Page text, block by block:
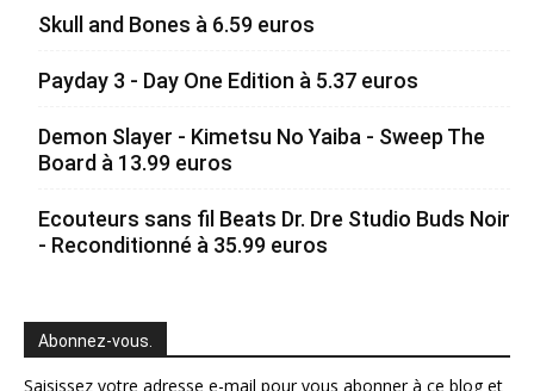
Skull and Bones à 6.59 euros
Payday 3 - Day One Edition à 5.37 euros
Demon Slayer - Kimetsu No Yaiba - Sweep The
Board à 13.99 euros
Ecouteurs sans fil Beats Dr. Dre Studio Buds Noir
- Reconditionné à 35.99 euros
Abonnez-vous.
Saisissez votre adresse e-mail pour vous abonner à ce blog et